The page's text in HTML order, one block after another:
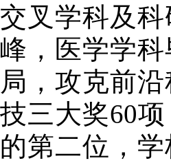
交叉学科及
峰，医学学
局，攻克前
技三大奖60
的第二位，